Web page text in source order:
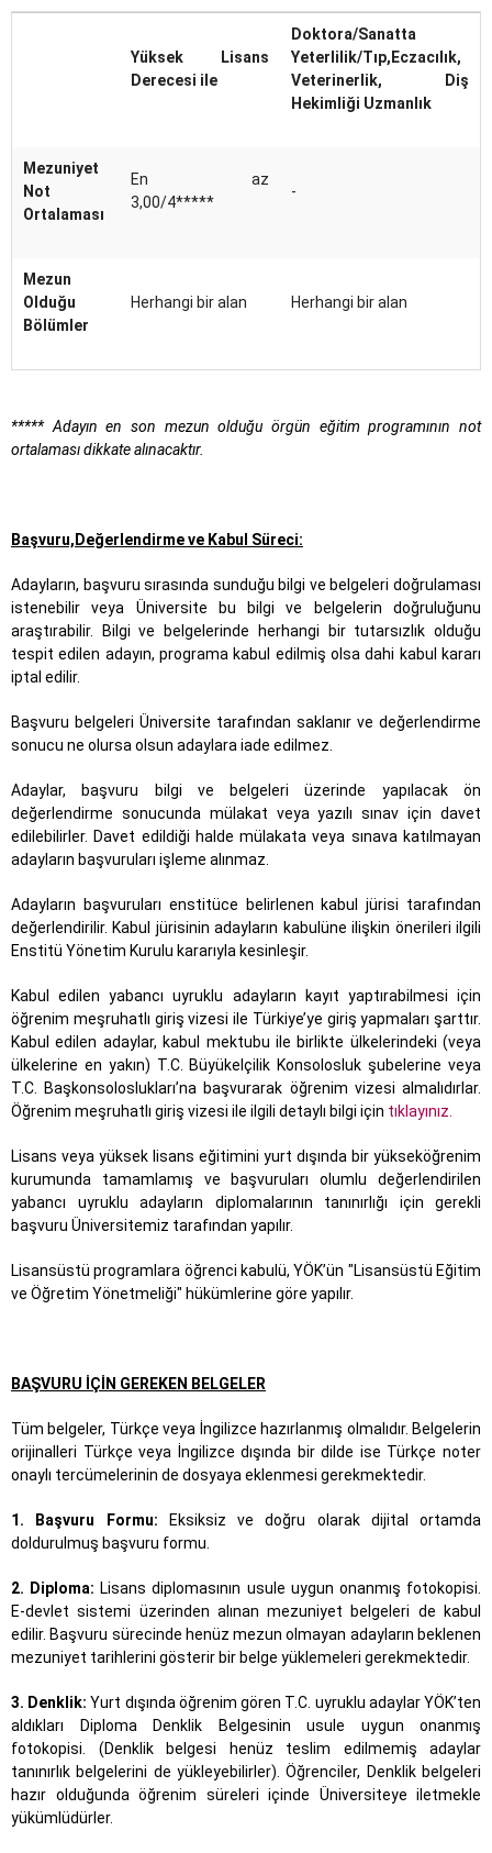
Yüksek Lisans
Derecesi ile
Doktora/Sanatta
Yeterlilik/Tıp,Eczacılık,
Veterinerlik, Diş
Hekimliği Uzmanlık
Mezuniyet
Not
Ortalaması
En az
3,00/4*****
-
Mezun
Olduğu
Bölümler
Herhangi bir alan Herhangi bir alan
***** Adayın en son mezun olduğu örgün eğitim programının not
ortalaması dikkate alınacaktır.
Başvuru,Değerlendirme ve Kabul Süreci:
Adayların, başvuru sırasında sunduğu bilgi ve belgeleri doğrulaması
istenebilir veya Üniversite bu bilgi ve belgelerin doğruluğunu
araştırabilir. Bilgi ve belgelerinde herhangi bir tutarsızlık olduğu
tespit edilen adayın, programa kabul edilmiş olsa dahi kabul kararı
iptal edilir.
Başvuru belgeleri Üniversite tarafından saklanır ve değerlendirme
sonucu ne olursa olsun adaylara iade edilmez.
Adaylar, başvuru bilgi ve belgeleri üzerinde yapılacak ön
değerlendirme sonucunda mülakat veya yazılı sınav için davet
edilebilirler. Davet edildiği halde mülakata veya sınava katılmayan
adayların başvuruları işleme alınmaz.
Adayların başvuruları enstitüce belirlenen kabul jürisi tarafından
değerlendirilir. Kabul jürisinin adayların kabulüne ilişkin önerileri ilgili
Enstitü Yönetim Kurulu kararıyla kesinleşir.
Kabul edilen yabancı uyruklu adayların kayıt yaptırabilmesi için
öğrenim meşruhatlı giriş vizesi ile Türkiye’ye giriş yapmaları şarttır.
Kabul edilen adaylar, kabul mektubu ile birlikte ülkelerindeki (veya
ülkelerine en yakın) T.C. Büyükelçilik Konsolosluk şubelerine veya
T.C. Başkonsoloslukları’na başvurarak öğrenim vizesi almalıdırlar.
Öğrenim meşruhatlı giriş vizesi ile ilgili detaylı bilgi için tıklayınız.
Lisans veya yüksek lisans eğitimini yurt dışında bir yükseköğrenim
kurumunda tamamlamış ve başvuruları olumlu değerlendirilen
yabancı uyruklu adayların diplomalarının tanınırlığı için gerekli
başvuru Üniversitemiz tarafından yapılır.
Lisansüstü programlara öğrenci kabulü, YÖK’ün "Lisansüstü Eğitim
ve Öğretim Yönetmeliği" hükümlerine göre yapılır.
BAŞVURU İÇİN GEREKEN BELGELER
Tüm belgeler, Türkçe veya İngilizce hazırlanmış olmalıdır. Belgelerin
orijinalleri Türkçe veya İngilizce dışında bir dilde ise Türkçe noter
onaylı tercümelerinin de dosyaya eklenmesi gerekmektedir.
1. Başvuru Formu: Eksiksiz ve doğru olarak dijital ortamda
doldurulmuş başvuru formu.
2. Diploma: Lisans diplomasının usule uygun onanmış fotokopisi.
E-devlet sistemi üzerinden alınan mezuniyet belgeleri de kabul
edilir. Başvuru sürecinde henüz mezun olmayan adayların beklenen
mezuniyet tarihlerini gösterir bir belge yüklemeleri gerekmektedir.
3. Denklik: Yurt dışında öğrenim gören T.C. uyruklu adaylar YÖK’ten
aldıkları Diploma Denklik Belgesinin usule uygun onanmış
fotokopisi. (Denklik belgesi henüz teslim edilmemiş adaylar
tanınırlık belgelerini de yükleyebilirler). Öğrenciler, Denklik belgeleri
hazır olduğunda öğrenim süreleri içinde Üniversiteye iletmekle
yükümlüdürler.